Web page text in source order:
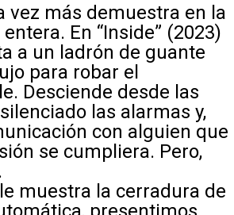
vez más demuestra en la
En “Inside” (2023)
a un ladrón de guante
para robar el
Desciende desde las
las alarmas y,
con alguien que
se cumpliera. Pero,
muestra la cerradura de